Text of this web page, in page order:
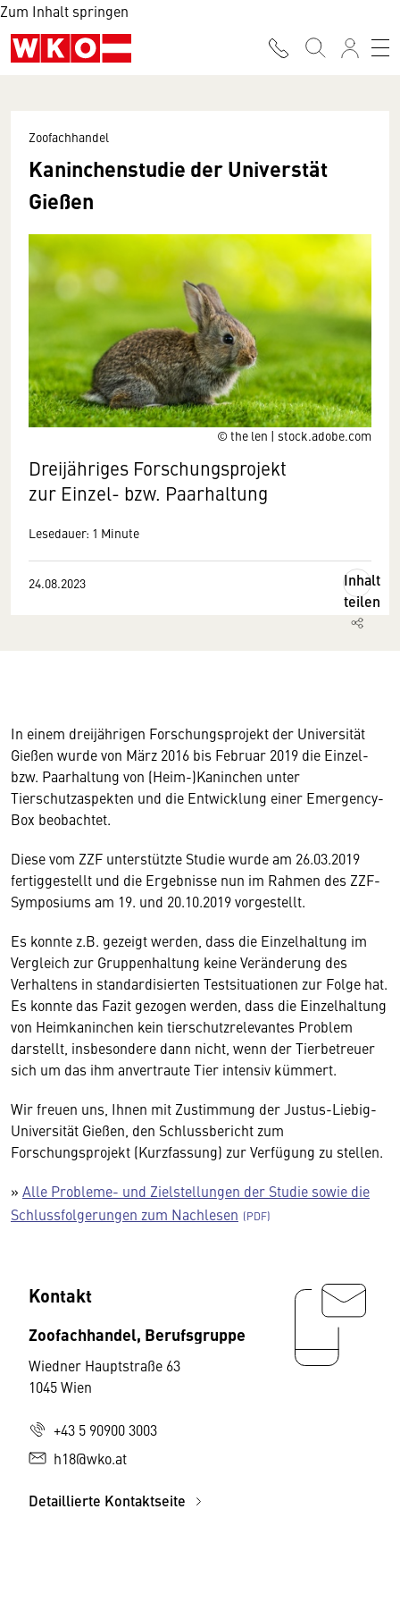
Zum Inhalt springen
© the len | stock.adobe.com
Zoofachhandel
Kaninchenstudie der Universtät
Gießen
Dreijähriges Forschungsprojekt
zur Einzel- bzw. Paarhaltung
Lesedauer: 1 Minute
24.08.2023
Inhalt
teilen
In einem dreijährigen Forschungsprojekt der Universität
Gießen wurde von März 2016 bis Februar 2019 die Einzel-
bzw. Paarhaltung von (Heim-)Kaninchen unter
Tierschutzaspekten und die Entwicklung einer Emergency-
Box beobachtet.
Diese vom ZZF unterstützte Studie wurde am 26.03.2019
fertiggestellt und die Ergebnisse nun im Rahmen des ZZF-
Symposiums am 19. und 20.10.2019 vorgestellt.
Es konnte z.B. gezeigt werden, dass die Einzelhaltung im
Vergleich zur Gruppenhaltung keine Veränderung des
Verhaltens in standardisierten Testsituationen zur Folge hat.
Es konnte das Fazit gezogen werden, dass die Einzelhaltung
von Heimkaninchen kein tierschutzrelevantes Problem
darstellt, insbesondere dann nicht, wenn der Tierbetreuer
sich um das ihm anvertraute Tier intensiv kümmert.
Wir freuen uns, Ihnen mit Zustimmung der Justus-Liebig-
Universität Gießen, den Schlussbericht zum
Forschungsprojekt (Kurzfassung) zur Verfügung zu stellen.
» Alle Probleme- und Zielstellungen der Studie sowie die
Schlussfolgerungen zum Nachlesen
Kontakt
Zoofachhandel, Berufsgruppe
Wiedner Hauptstraße 63
1045 Wien
+43 5 90900 3003
h18@wko.at
Detaillierte Kontaktseite